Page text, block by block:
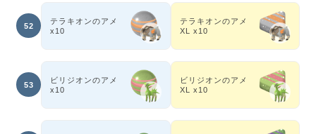
52
テラキオンのアメ
x10
テラキオンのアメ
XL x10
53
ビリジオンのアメ
x10
ビリジオンのアメ
XL x10